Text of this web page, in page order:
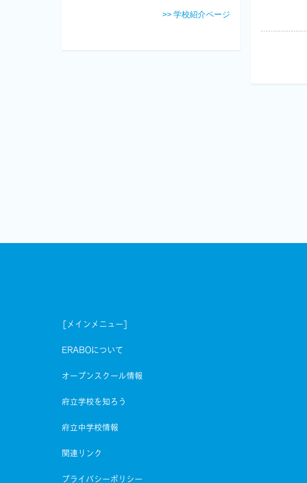
>> 学校紹介ページ
[メインメニュー]
ERABOについて
オープンスクール情報
府立学校を知ろう
府立中学校情報
関連リンク
プライバシーポリシー